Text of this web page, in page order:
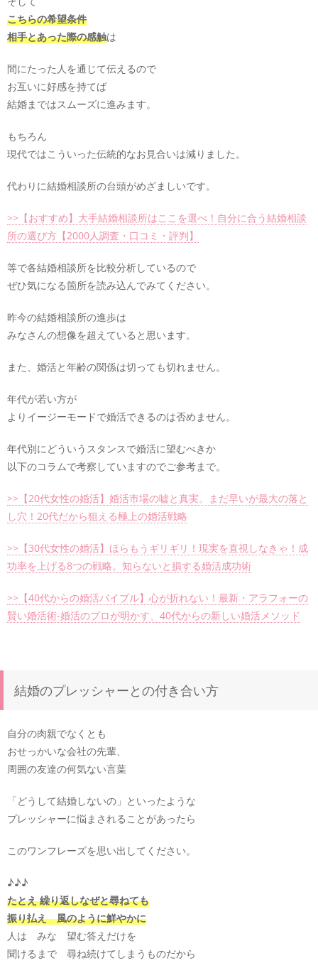
こちらの希望条件
相手とあった際の感触は
間にたった人を通じて伝えるので
お互いに好感を持てば
結婚まではスムーズに進みます。
もちろん
現代ではこういった伝統的なお見合いは減りました。
代わりに結婚相談所の台頭がめざましいです。
>>【おすすめ】大手結婚相談所はここを選べ！自分に合う結婚相談
所の選び方【2000人調査・口コミ・評判】
等で各結婚相談所を比較分析しているので
ぜひ気になる箇所を読み込んでみてください。
昨今の結婚相談所の進歩は
みなさんの想像を超えていると思います。
また、婚活と年齢の関係は切っても切れません。
年代が若い方が
よりイージーモードで婚活できるのは否めません。
年代別にどういうスタンスで婚活に望むべきか
以下のコラムで考察していますのでご参考まで。
>>【20代女性の婚活】婚活市場の嘘と真実。まだ早いが最大の落と
し穴！20代だから狙える極上の婚活戦略
>>【30代女性の婚活】ほらもうギリギリ！現実を直視しなきゃ！成
功率を上げる8つの戦略。知らないと損する婚活成功術
>>【40代からの婚活バイブル】心が折れない！最新・アラフォーの
賢い婚活術-婚活のプロが明かす、40代からの新しい婚活メソッド
結婚のプレッシャーとの付き合い方
自分の肉親でなくとも
おせっかいな会社の先輩、
周囲の友達の何気ない言葉
「どうして結婚しないの」といったような
プレッシャーに悩まされることがあったら
このワンフレーズを思い出してください。
♪♪♪
たとえ 繰り返しなぜと尋ねても
振り払え 風のように鮮やかに
人は みな 望む答えだけを
聞けるまで 尋ね続けてしまうものだから